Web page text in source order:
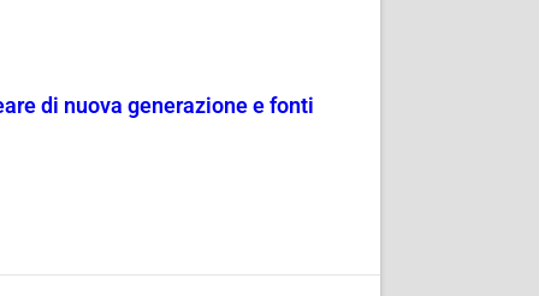
di nuova generazione e fonti